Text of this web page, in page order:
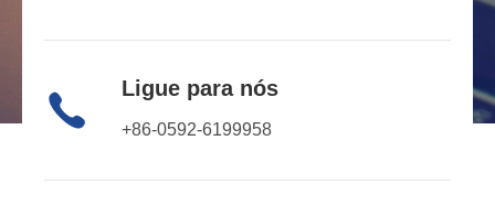
 Ligue para nós
+86-0592-6199958